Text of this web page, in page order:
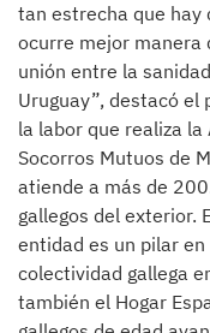
tan estrecha que hay
ocurre mejor manera
unión entre la
Uruguay”, destacó el
la labor que realiza la
Socorros Mutuos de
atiende a más de
gallegos del exterior.
entidad es un pilar
colectividad gallega
también el Hogar